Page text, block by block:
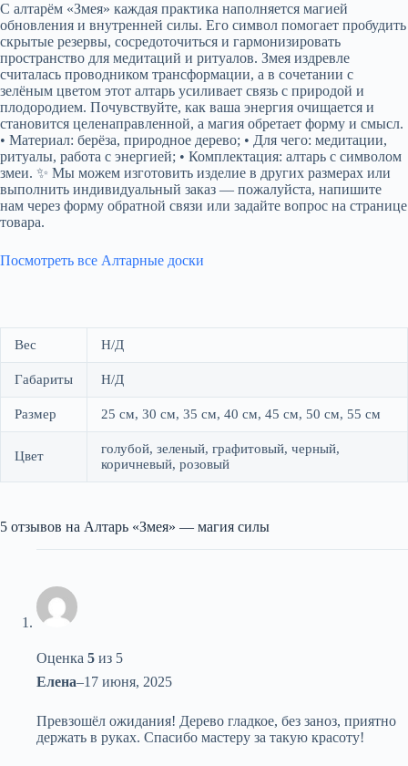
С алтарём «Змея» каждая практика наполняется магией
обновления и внутренней силы. Его символ помогает пробудить
скрытые резервы, сосредоточиться и гармонизировать
пространство для медитаций и ритуалов. Змея издревле
считалась проводником трансформации, а в сочетании с
зелёным цветом этот алтарь усиливает связь с природой и
плодородием. Почувствуйте, как ваша энергия очищается и
становится целенаправленной, а магия обретает форму и смысл.
• Материал: берёза, природное дерево; • Для чего: медитации,
ритуалы, работа с энергией; • Комплектация: алтарь с символом
змеи. ✨ Мы можем изготовить изделие в других размерах или
выполнить индивидуальный заказ — пожалуйста, напишите
нам через форму обратной связи или задайте вопрос на странице
товара.
Посмотреть все Алтарные доски
Вес Н/Д
Габариты Н/Д
Размер 25 см, 30 см, 35 см, 40 см, 45 см, 50 см, 55 см
Цвет
голубой, зеленый, графитовый, черный,
коричневый, розовый
5 отзывов на Алтарь «Змея» — магия силы
Оценка 5 из 5
Елена–17 июня, 2025
Превзошёл ожидания! Дерево гладкое, без заноз, приятно
держать в руках. Спасибо мастеру за такую красоту!